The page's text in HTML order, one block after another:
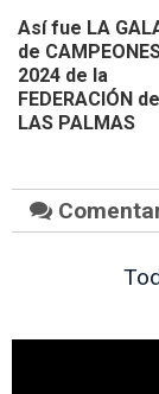
Así fue LA
de
2024 de la
FEDERACIÓN de
LAS PALMAS